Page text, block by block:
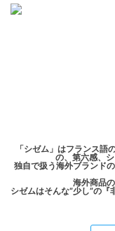
「シゼム」はフランス
の、第六感、
独自で扱う海外ブランド
海外商品
シゼムはそんな”少し”の